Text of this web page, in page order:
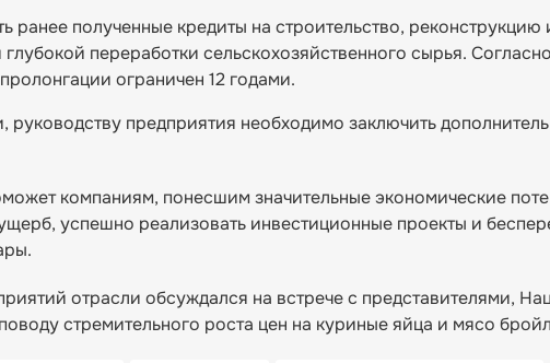
полученные кредиты на строительство, реконструкцию
переработки сельскохозяйственного сырья.
ограничен 12 годами.
руководству предприятия необходимо заключить
компаниям, понесшим значительные экономические
успешно реализовать инвестиционные проекты и
отрасли обсуждался на встрече с представителями,
стремительного роста цен на куриные яйца и мясо